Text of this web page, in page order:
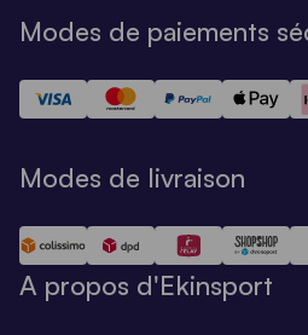
Modes de paiements
Modes de livraison
A propos d'Ekinsport